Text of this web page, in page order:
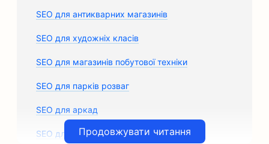
SEO для антикварних магазинів
SEO для художніх класів
SEO для магазинів побутової техніки
SEO для парків розваг
SEO для аркад
SEO для архітектурних фірм
Продовжувати читання